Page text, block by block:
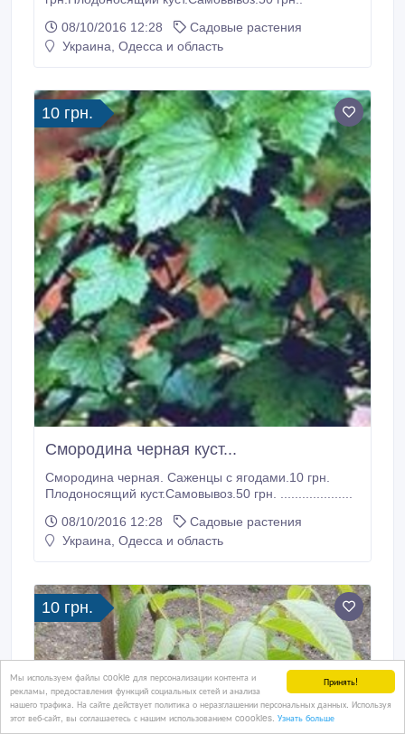
Принять!
Мы используем файлы cookie для персонализации контента и
рекламы, предоставления функций социальных сетей и анализа
нашего трафика. На сайте действует политика о неразглашении персональных данных. Используя
этот веб-сайт, вы соглашаетесь с нашим использованием coookies. Узнать больше
08/10/2016 12:28
Садовые растения
Украина, Одесса и область
10 грн.
Смородина черная куст...
Смородина черная. Саженцы с ягодами.10 грн.
Плодоносящий куст.Самовывоз.50 грн. ....................
08/10/2016 12:28
Садовые растения
Украина, Одесса и область
10 грн.